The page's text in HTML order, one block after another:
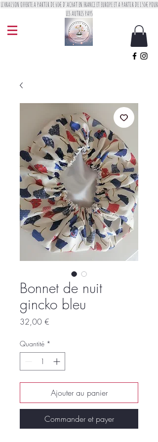
LIVRAISON OFFERTE A PARTIR DE 60€ D'ACHAT EN FRANCE ET EUROPE ET A PARTIR DE 150€ POUR
LES AUTRES PAYS
Bonnet de nuit
gincko bleu
32,00 €
Quantité *
Ajouter au panier
Commander et payer